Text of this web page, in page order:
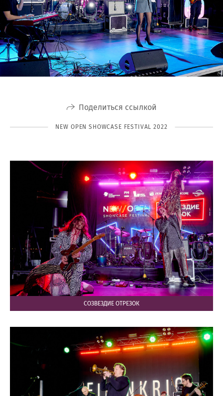
Поделиться ссылкой
NEW OPEN SHOWCASE FESTIVAL 2022
СОЗВЕЗДИЕ ОТРЕЗОК